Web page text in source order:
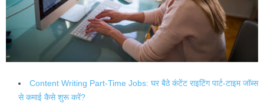
Content Writing Part-Time Jobs: घर बैठे कंटेंट राइटिंग पार्ट-टाइम जॉब्स
से कमाई कैसे शुरू करें?